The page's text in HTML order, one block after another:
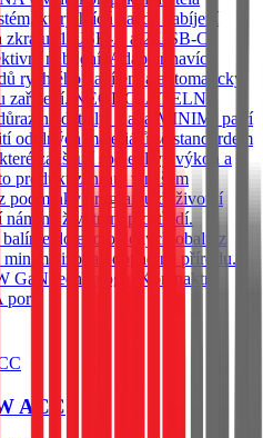
který hlídá každé nabíjení
zkratu. 1 USB-A a 2 USB-C
nabíjení. Adaptér navíc
rychlého nabíjení a automaticky
zařízení. NEODOLATELNĚ
na detaily. Řada MINIMI patří
odolných materiálů se standardem
zajišťují spolehlivý výkon a
produkt zahrnut v našem
podmínky programu doživotní
nám na životním prostředí.
balíme do ekologických obalů z
minimalizovali dopad na přírodu.
technologie Kompaktní
port
ACC